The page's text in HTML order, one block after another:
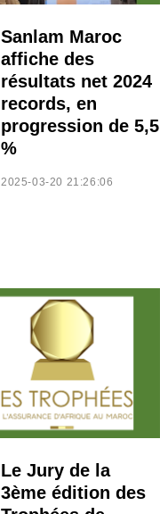
Sanlam Maroc
affiche des
résultats net 2024
records, en
progression de 5,5
%
2025-03-20 21:26:06
Le Jury de la
3ème édition des